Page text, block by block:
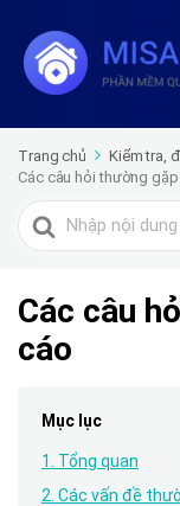
Trang chủ Kiểm tra,
Các câu hỏi thường
Tìm
kiếm
Các câu
cáo
Mục lục
1. Tổng quan
2. Các vấn đề